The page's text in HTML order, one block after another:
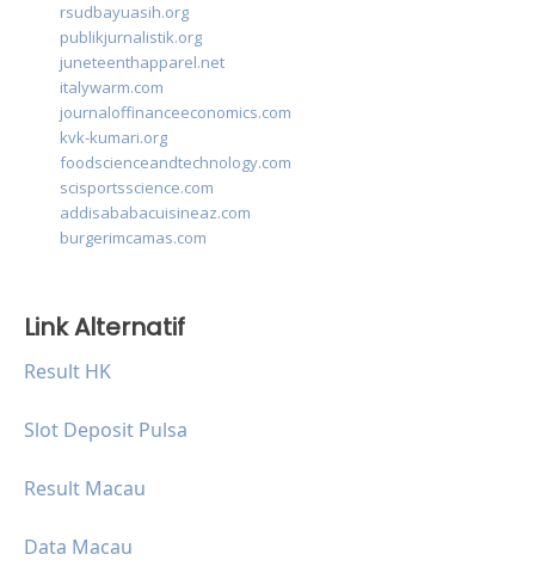
rsudbayuasih.org
publikjurnalistik.org
juneteenthapparel.net
italywarm.com
journaloffinanceeconomics.com
kvk-kumari.org
foodscienceandtechnology.com
scisportsscience.com
addisababacuisineaz.com
burgerimcamas.com
Link Alternatif
Result HK
Slot Deposit Pulsa
Result Macau
Data Macau